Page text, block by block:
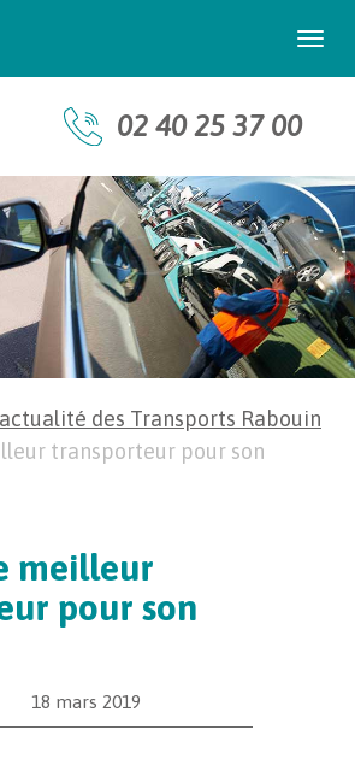
02 40 25 37 00
des Transports Rabouin
transporteur pour son
meilleur
pour son
18 mars 2019